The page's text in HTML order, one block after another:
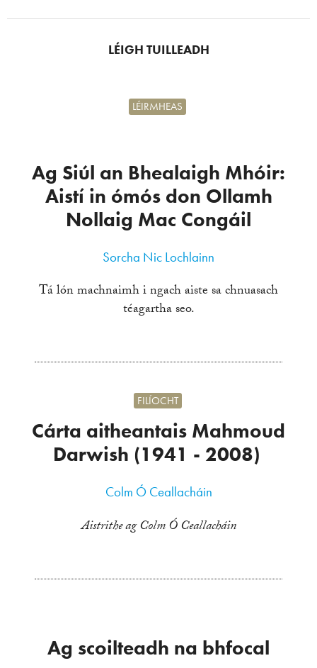
LÉIGH TUILLEADH
Ag Siúl an Bhealaigh Mhóir:
Aistí in ómós don Ollamh
Nollaig Mac Congáil
LÉIRMHEAS
Sorcha Nic Lochlainn
Tá lón machnaimh i ngach aiste sa chnuasach
téagartha seo.
Cárta aitheantais Mahmoud
Darwish (1941 - 2008)
FILÍOCHT
Colm Ó Ceallacháin
Aistrithe ag Colm Ó Ceallacháin
Ag scoilteadh na bhfocal